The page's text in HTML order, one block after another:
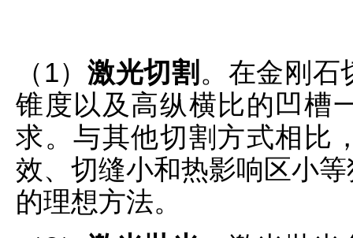
（1）激光切割 。在金刚石
锥度以及高纵横比的凹槽
求。与其他切割方式相比
效、切缝小和热影响区小
的理想方法。